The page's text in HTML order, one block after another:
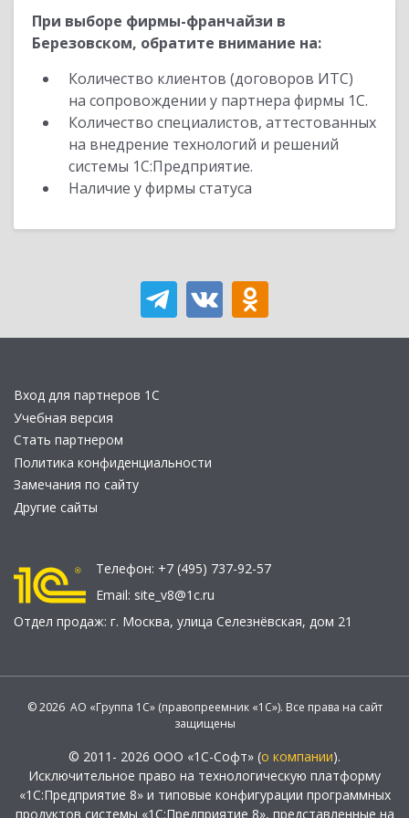
При выборе фирмы-франчайзи в
Березовском, обратите внимание на:
Количество клиентов (договоров ИТС)
на сопровождении у партнера фирмы 1С.
Количество специалистов, аттестованных
на внедрение технологий и решений
системы 1С:Предприятие.
Наличие у фирмы статуса
Вход для партнеров 1С
Учебная версия
Стать партнером
Политика конфиденциальности
Замечания по сайту
Другие сайты
Телефон: +7 (495) 737-92-57
Email: site_v8@1c.ru
Отдел продаж: г. Москва, улица Селезнёвская, дом 21
© 2026 АО «Группа 1С» (правопреемник «1С»). Все права на сайт
защищены
© 2011- 2026 ООО «1С-Софт» (о компании).
Исключительное право на технологическую платформу
«1С:Предприятие 8» и типовые конфигурации программных
продуктов системы «1С:Предприятие 8», представленные на